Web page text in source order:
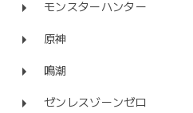
モンスターハンター
原神
鳴潮
ゼンレスゾーンゼロ